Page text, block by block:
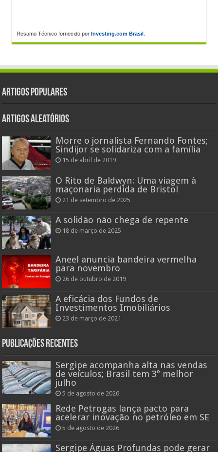
Resumo Técnico fornecido por Investing.com Brasil .
Artigos populares
Artigos aleatórios
Morre o jornalista Fernando Fontes;
Sindijor se solidariza com a família
15 de abril de 2019
O Rito de Baldwyn: Uma viagem à
maçonaria perdida de Bristol
21 de setembro de 2025
A solidão não chega de repente
18 de março de 2025
Aneel anuncia bandeira vermelha
para novembro
26 de outubro de 2019
A eficácia dos Fundos de
Investimentos Imobiliários
23 de março de 2021
Publicações recentes
Sergipe acompanha alta nas vendas
de veículos; Brasil tem 3º melhor
julho
5 de agosto de 2026
Rede Petrogas lança pacto para
acelerar inovação no petróleo em SE
5 de agosto de 2026
Sergipe Águas Profundas pode gerar